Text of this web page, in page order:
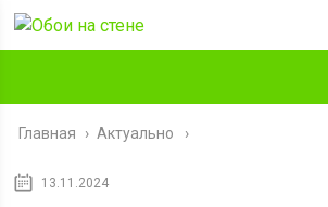
Главная › Актуально
13.11.2024